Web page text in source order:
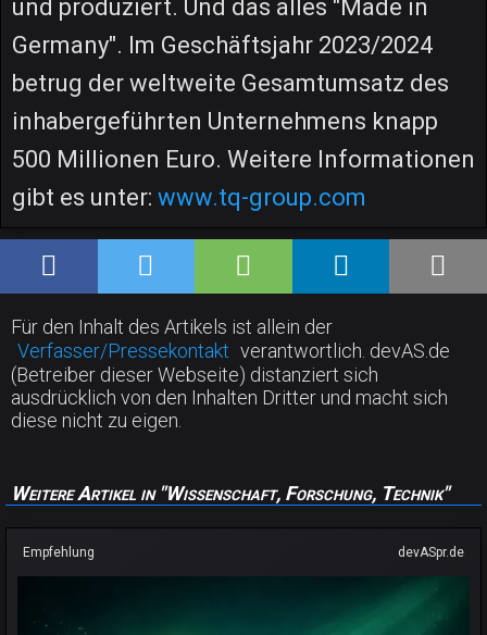
und produziert. Und das alles "Made in
Germany". Im Geschäftsjahr 2023/2024
betrug der weltweite Gesamtumsatz des
inhabergeführten Unternehmens knapp
500 Millionen Euro. Weitere Informationen
gibt es unter: www.tq-group.com
Für den Inhalt des Artikels ist allein der
Verfasser/Pressekontakt verantwortlich. devAS.de
(Betreiber dieser Webseite) distanziert sich
ausdrücklich von den Inhalten Dritter und macht sich
diese nicht zu eigen.
Weitere Artikel in "Wissenschaft, Forschung, Technik"
Empfehlung devASpr.de